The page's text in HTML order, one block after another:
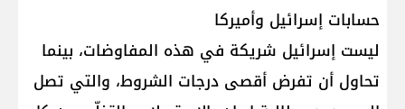
حسابات إسرائيل وأميركا
ليست إسرائيل شريكة في هذه المفاوضات، بينما
تحاول أن تفرض أقصى درجات الشروط، والتي تصل